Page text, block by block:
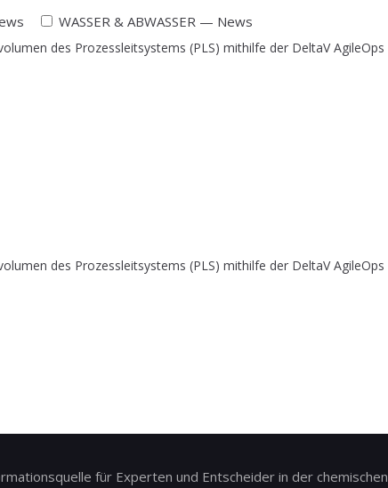
des Prozessleitsystems (PLS) mithilfe der DeltaV
des Prozessleitsystems (PLS) mithilfe der DeltaV
WASSER & ABWASSER — News
für Experten und Entscheider in der